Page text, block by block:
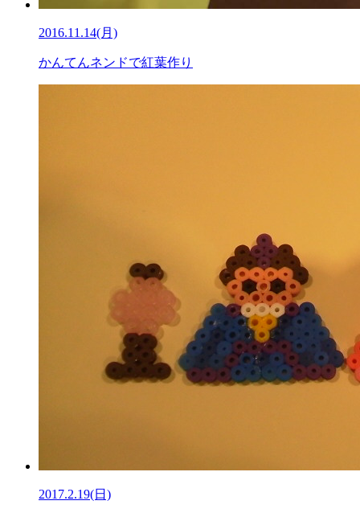
2016.11.14(月)
かんてんネンドで紅葉作り
2017.2.19(日)